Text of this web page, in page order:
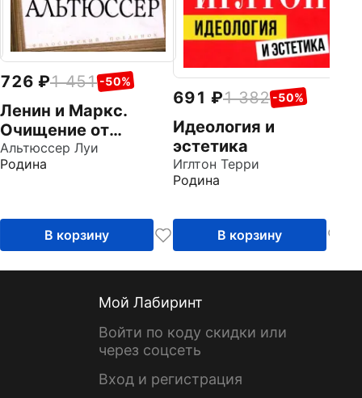
726 1 451 -50%
Ленин и Маркс.
Очищение от
гуманизма
Альтюссер Луи
Родина
В корзину
691 1 382 -50%
Идеология и
эстетика
Иглтон Терри
Родина
В корзину
Мой Лабиринт
Войти по коду скидки или
через соцсеть
Вход и регистрация